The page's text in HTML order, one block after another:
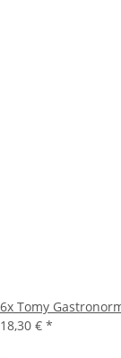
6x Tomy
18,30 € *